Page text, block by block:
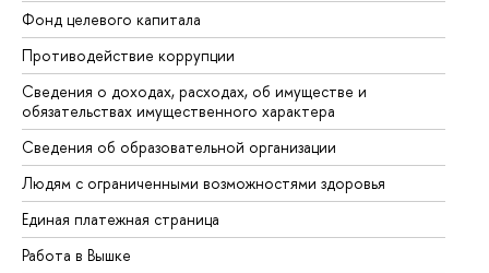
Фонд целевого капитала
Противодействие коррупции
Сведения о доходах, расходах, об имуществе и
обязательствах имущественного характера
Сведения об образовательной организации
Людям с ограниченными возможностями здоровья
Единая платежная страница
Работа в Вышке